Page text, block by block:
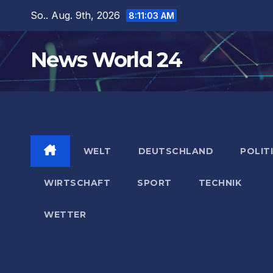
springen
So.. Aug. 9th, 2026 8:11:04 AM
News World 24
WELT DEUTSCHLAND
WIRTSCHAFT SPORT TECHNIK
WETTER